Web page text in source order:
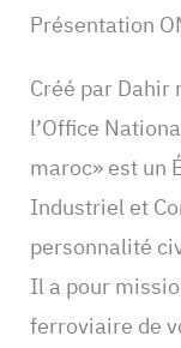
Présentation
Créé par
l’Office
maroc» est un
Industriel et
personnalité
Il a pour
ferroviaire de